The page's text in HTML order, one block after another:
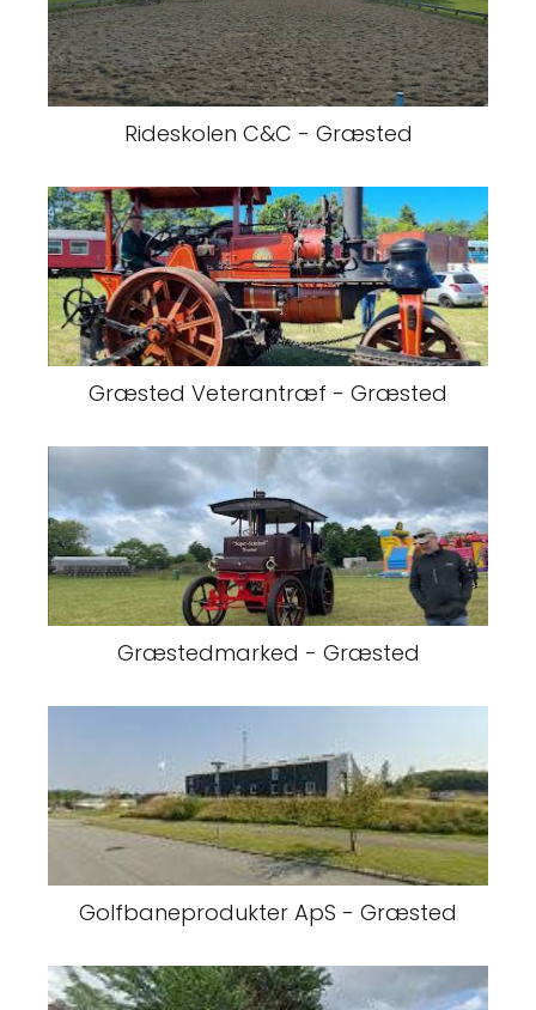
Rideskolen C&C - Græsted
Græsted Veterantræf - Græsted
Græstedmarked - Græsted
Golfbaneprodukter ApS - Græsted